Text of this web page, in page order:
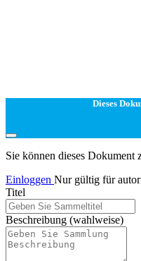
Dieses
Sie können dieses Dokument
Einloggen Nur gültig für
Titel
Beschreibung (wahlweise)